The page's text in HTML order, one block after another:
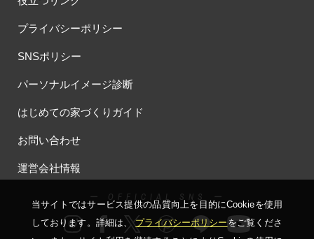
プライバシーポリシー
SNSポリシー
パーソナルイメージ診断
はじめての家づくりガイド
お問い合わせ
運営会社情報
ー OFFICIAL SNS ー
当サイトではサービス提供の品質向上を⽬的にCookieを使⽤
しております。詳細は、プライバシーポリシーをご覧くださ